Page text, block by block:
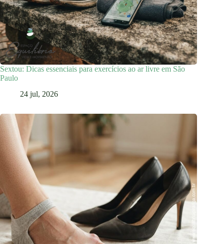
Sextou: Dicas essenciais para exercícios ao ar livre em São
Paulo
24 jul, 2026